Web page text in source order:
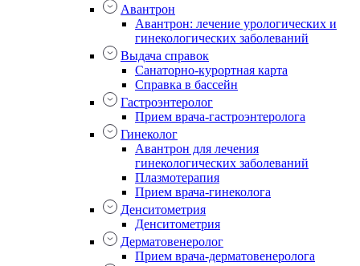
Авантрон
Авантрон: лечение урологических и
гинекологических заболеваний
Выдача справок
Санаторно-курортная карта
Справка в бассейн
Гастроэнтеролог
Прием врача-гастроэнтеролога
Гинеколог
Авантрон для лечения
гинекологических заболеваний
Плазмотерапия
Прием врача-гинеколога
Денситометрия
Денситометрия
Дерматовенеролог
Прием врача-дерматовенеролога